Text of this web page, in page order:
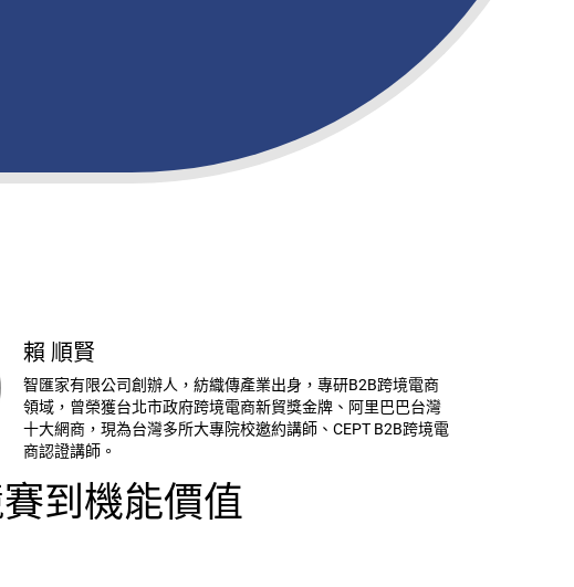
賴 順賢
智匯家有限公司創辦人，紡織傳產業出身，專研B2B跨境電商
領域，曾榮獲台北市政府跨境電商新貿獎金牌、阿里巴巴台灣
十大網商，現為台灣多所大專院校邀約講師、CEPT B2B跨境電
商認證講師。
到機能價值